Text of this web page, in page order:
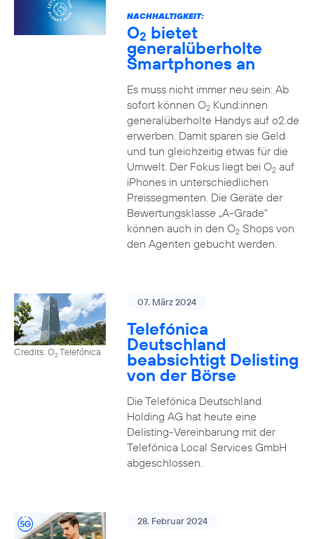
NACHHALTIGKEIT:
O2 bietet
generalüberholte
Smartphones an
Es muss nicht immer neu sein: Ab
sofort können O2Kund:innen
generalüberholte Handys auf o2.de
erwerben. Damit sparen sie Geld
und tun gleichzeitig etwas für die
Umwelt. Der Fokus liegt bei O2auf
iPhones in unterschiedlichen
Preissegmenten. Die Geräte der
Bewertungsklasse „A-Grade“
können auch in den O2Shops von
den Agenten gebucht werden.
Credits: O2Telefónica
07. März 2024
Telefónica
Deutschland
beabsichtigt Delisting
von der Börse
Die Telefónica Deutschland
Holding AG hat heute eine
Delisting-Vereinbarung mit der
Telefónica Local Services GmbH
abgeschlossen.
28. Februar 2024